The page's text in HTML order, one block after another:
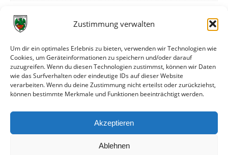
Zustimmung verwalten
Um dir ein optimales Erlebnis zu bieten, verwenden wir Technologien wie
Cookies, um Geräteinformationen zu speichern und/oder darauf
zuzugreifen. Wenn du diesen Technologien zustimmst, können wir Daten
wie das Surfverhalten oder eindeutige IDs auf dieser Website
verarbeiten. Wenn du deine Zustimmung nicht erteilst oder zurückziehst,
können bestimmte Merkmale und Funktionen beeinträchtigt werden.
Akzeptieren
Ablehnen
31. Juli 2026
30. Juli 2026
Deine Spielminute: 89+1
28. Juli 2026
Neuer Rückensponsor
Neue Podcast-Folge: So tickt Björn!
27. Juli 2026